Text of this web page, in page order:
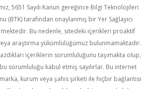
5651 Sayılı Kanun gereğince Bilgi Teknolojileri
(BTK) tarafından onaylanmış bir Yer Sağlayıcı
Bu nedenle, sitedeki içerikleri proaktif
araştırma yükümlülüğümüz bulunmamaktadır.
içeriklerin sorumluluğunu taşımakta olup,
sorumluluğu kabul etmiş sayılırlar. Bu internet
kurum veya şahıs şirketi ile hiçbir bağlantısı